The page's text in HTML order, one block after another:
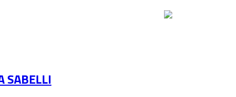
SABELLI